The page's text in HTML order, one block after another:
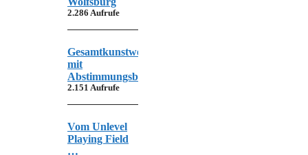
2.286 Aufrufe
Gesamtkunstwerk
mit
Abstimmungsbedarf
2.151 Aufrufe
Vom Unlevel
Playing Field
…